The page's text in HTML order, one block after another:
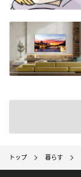
トップ 暮らす